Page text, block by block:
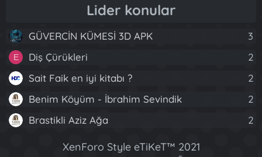
Lider konular
GÜVERCİN KÜMESİ 3D APK 3
E Diş Çürükleri
2
Sait Faik en iyi kitabı ?
2
Benim Köyüm - İbrahim Sevindik
2
Brastikli Aziz Ağa
2
XenForo Style eTiKeT™ 2021